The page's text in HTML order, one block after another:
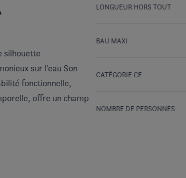
silhouette
sur l'eau Son
fonctionnelle,
offre un champ
LONGUEUR HORS TOUT
BAU MAXI
CATÉGORIE CE
NOMBRE DE PERSONNES